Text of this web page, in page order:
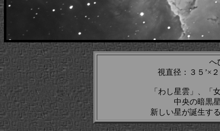
へ
視直径：３５’×
「わし星雲」、「
中央の暗黒
新しい星が誕生す